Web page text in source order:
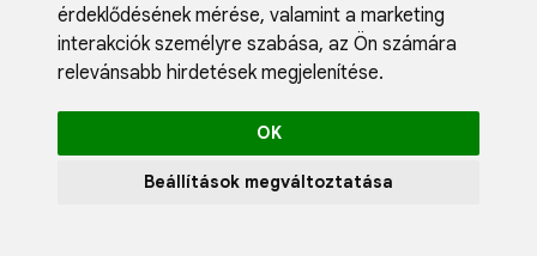
érdeklődésének mérése, valamint a marketing
interakciók személyre szabása, az Ön számára
relevánsabb hirdetések megjelenítése.
OK
Beállítások megváltoztatása
Blog